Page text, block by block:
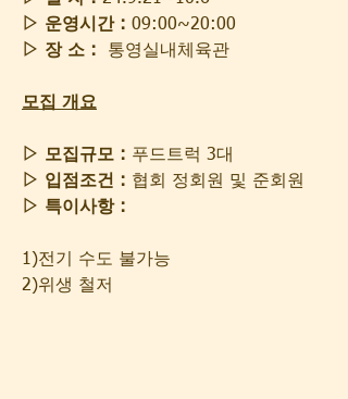
▷ 운영시간 : 09:00~20:00
▷ 장 소 : 통영실내체육관
모집 개요
▷ 모집규모 : 푸드트럭 3대
▷ 입점조건 : 협회 정회원 및 준회원
▷ 특이사항 :
1)전기 수도 불가능
2)위생 철저